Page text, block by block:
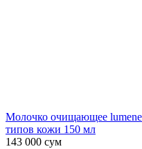
Молочко очищающее
типов кожи 150 мл
143 000 сум